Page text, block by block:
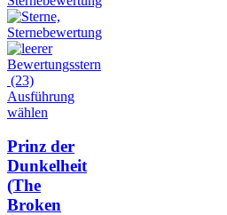
(23)
Ausführung
wählen
Prinz der
Dunkelheit
(The
Broken